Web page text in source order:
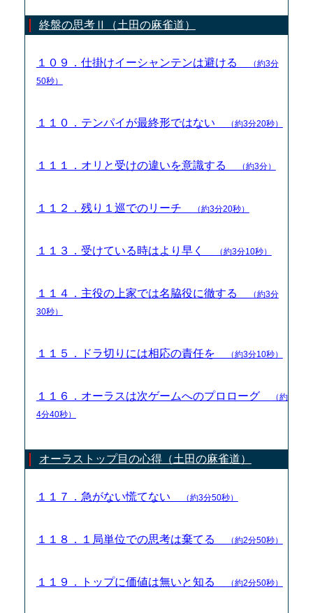
終盤の思考Ⅱ（土田の麻雀道）
１０９．仕掛けイーシャンテンは避ける
（約3分
50秒）
１１０．テンパイが最終形ではない （約3分20秒）
１１１．オリと受けの違いを意識する （約3分）
１１２．残り１巡でのリーチ （約3分20秒）
１１３．受けている時はより早く （約3分10秒）
１１４．主役の上家では名脇役に徹する
（約3分
30秒）
１１５．ドラ切りには相応の責任を （約3分10秒）
１１６．オーラスは次ゲームへのプロローグ
（約
4分40秒）
オーラストップ目の心得（土田の麻雀道）
１１７．急がない慌てない （約3分50秒）
１１８．１局単位での思考は棄てる （約2分50秒）
１１９．トップに価値は無いと知る （約2分50秒）